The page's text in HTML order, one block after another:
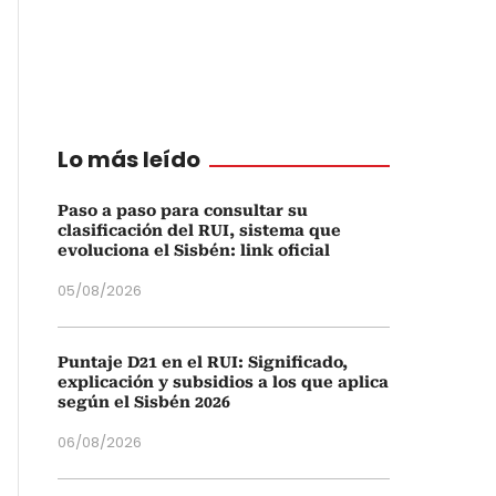
Lo más leído
Paso a paso para consultar su
clasificación del RUI, sistema que
evoluciona el Sisbén: link oficial
05/08/2026
Puntaje D21 en el RUI: Significado,
explicación y subsidios a los que aplica
según el Sisbén 2026
06/08/2026